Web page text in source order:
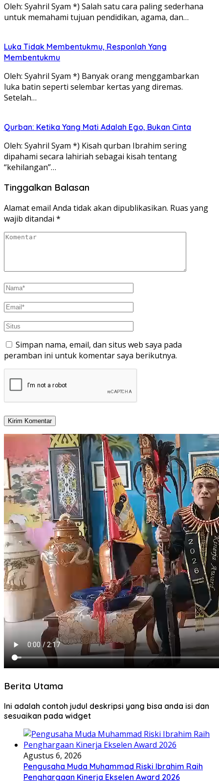
Oleh: Syahril Syam *) Salah satu cara paling sederhana
untuk memahami tujuan pendidikan, agama, dan…
Luka Tidak Membentukmu, Responlah Yang
Membentukmu
Oleh: Syahril Syam *) Banyak orang menggambarkan
luka batin seperti selembar kertas yang diremas.
Setelah…
Qurban: Ketika Yang Mati Adalah Ego, Bukan Cinta
Oleh: Syahril Syam *) Kisah qurban Ibrahim sering
dipahami secara lahiriah sebagai kisah tentang
“kehilangan”…
Tinggalkan Balasan
Alamat email Anda tidak akan dipublikasikan. Ruas yang
wajib ditandai *
Simpan nama, email, dan situs web saya pada
peramban ini untuk komentar saya berikutnya.
Berita Utama
Ini adalah contoh judul deskripsi yang bisa anda isi dan
sesuaikan pada widget
Agustus 6, 2026
Pengusaha Muda Muhammad Riski Ibrahim Raih
Penghargaan Kinerja Ekselen Award 2026